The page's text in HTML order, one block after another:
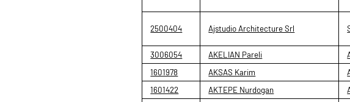
2500404 Ajstudio Architecture Srl
3006054 AKELIAN Pareli
1601978
AKSAS Karim
1601422
AKTEPE Nurdogan